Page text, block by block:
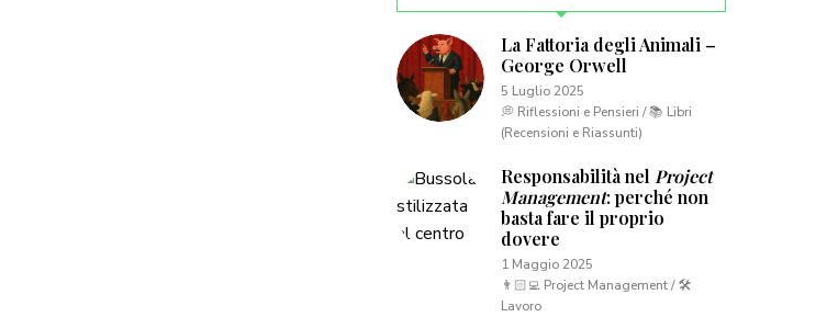
La Fattoria degli Animali –
George Orwell
5 Luglio 2025
💭 Riflessioni e Pensieri / 📚 Libri
(Recensioni e Riassunti)
Responsabilità nel Project
Management: perché non
basta fare il proprio
dovere
1 Maggio 2025
👨🏻‍💻 Project Management / 🛠
Lavoro